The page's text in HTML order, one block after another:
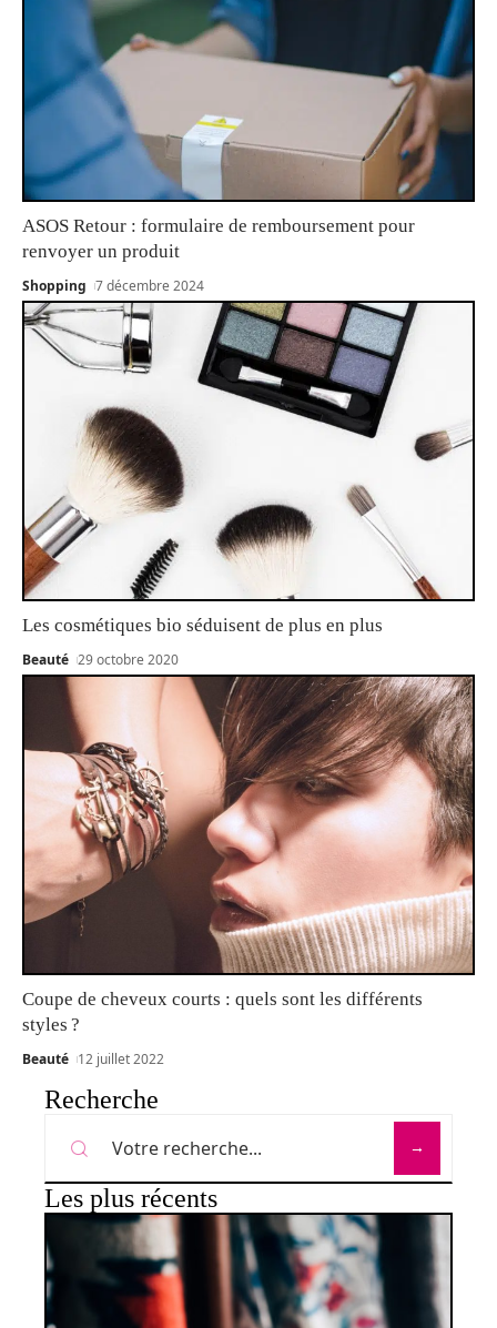
ASOS Retour : formulaire de remboursement pour
renvoyer un produit
Shopping 7 décembre 2024
Les cosmétiques bio séduisent de plus en plus
Beauté 29 octobre 2020
Coupe de cheveux courts : quels sont les différents
styles ?
Beauté 12 juillet 2022
Recherche
Les plus récents